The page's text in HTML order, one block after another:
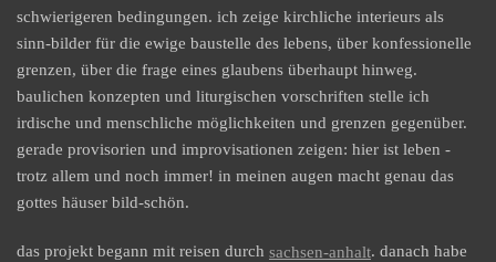
schwierigeren bedingungen. ich zeige kirchliche interieurs als
sinn-bilder für die ewige baustelle des lebens, über konfessionelle
grenzen, über die frage eines glaubens überhaupt hinweg.
baulichen konzepten und liturgischen vorschriften stelle ich
irdische und menschliche möglichkeiten und grenzen gegenüber.
gerade provisorien und improvisationen zeigen: hier ist leben -
trotz allem und noch immer! in meinen augen macht genau das
gottes häuser bild-schön.
das projekt begann mit reisen durch sachsen-anhalt. danach habe